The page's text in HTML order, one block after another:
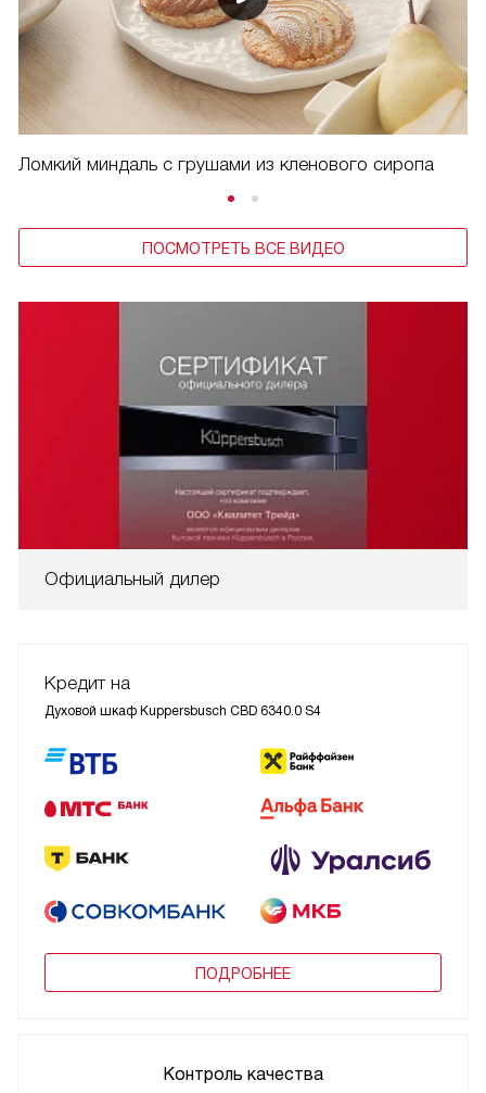
Ломкий миндаль с грушами из кленового сиропа
ПОСМОТРЕТЬ ВСЕ ВИДЕО
Официальный дилер
Кредит на
Духовой шкаф Kuppersbusch CBD 6340.0 S4
ПОДРОБНЕЕ
Контроль качества